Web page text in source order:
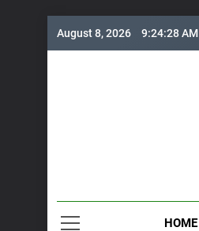
August 8, 2026 9:24:30 AM
HOME